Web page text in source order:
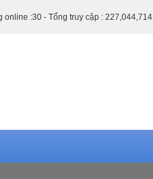
online :30 - Tổng truy cập : 227,044,714